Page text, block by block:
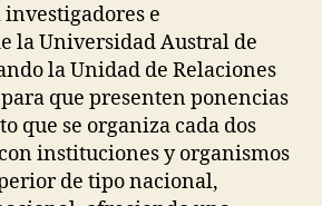
e
la Universidad Austral de
la Unidad de Relaciones
que presenten ponencias
que se organiza cada dos
instituciones y organismos
de tipo nacional,